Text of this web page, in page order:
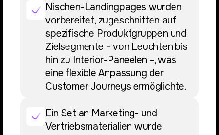
Nischen-Landingpages wurden
vorbereitet, zugeschnitten auf
spezifische Produktgruppen und
Zielsegmente – von Leuchten bis
hin zu Interior-Paneelen –, was
eine flexible Anpassung der
Customer Journeys ermöglichte.
Ein Set an Marketing- und
Vertriebsmaterialien wurde